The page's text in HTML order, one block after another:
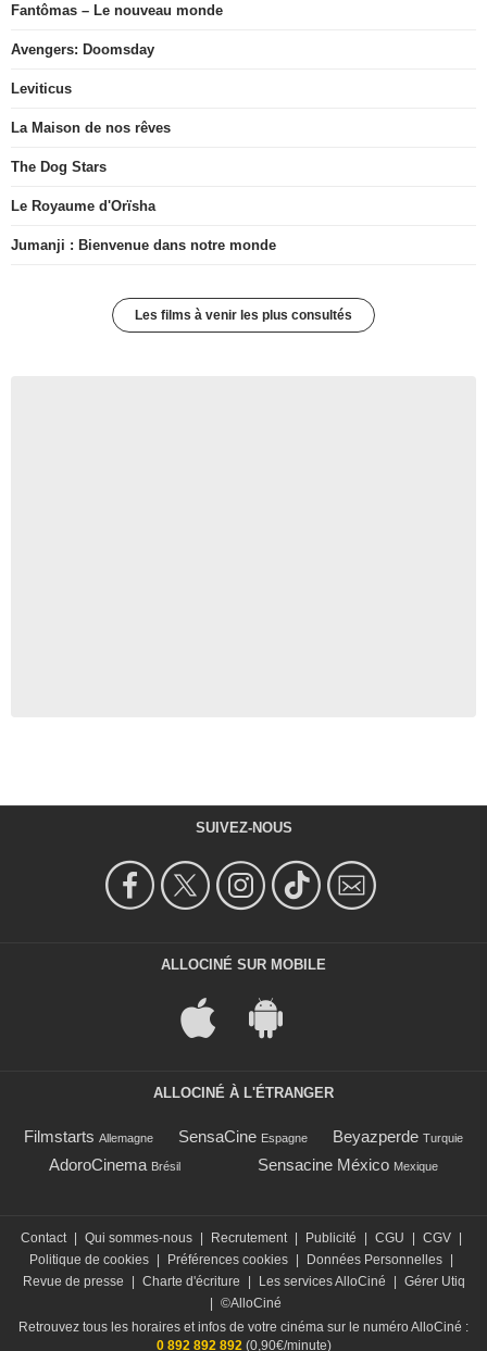
Fantômas – Le nouveau monde
Avengers: Doomsday
Leviticus
La Maison de nos rêves
The Dog Stars
Le Royaume d'Orïsha
Jumanji : Bienvenue dans notre monde
Les films à venir les plus consultés
SUIVEZ-NOUS
ALLOCINÉ SUR MOBILE
ALLOCINÉ À L'ÉTRANGER
Filmstarts Allemagne SensaCine Espagne Beyazperde Turquie
AdoroCinema Brésil Sensacine México Mexique
Contact | Qui sommes-nous | Recrutement | Publicité | CGU | CGV |
Politique de cookies | Préférences cookies | Données Personnelles |
Revue de presse
| Charte d'écriture | Les services AlloCiné | Gérer Utiq
| ©AlloCiné
Retrouvez tous les horaires et infos de votre cinéma sur le numéro AlloCiné :
0 892 892 892 (0,90€/minute)